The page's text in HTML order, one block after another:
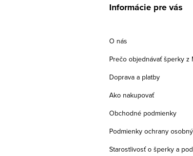
Informácie pre vás
O nás
Prečo objednávať šperky z
Doprava a platby
Ako nakupovať
Obchodné podmienky
Podmienky ochrany
Starostlivosť o šperky a